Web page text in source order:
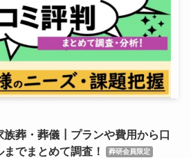
族葬・葬儀┃プランや費用から口
でまとめて調査！
葬研会員限定